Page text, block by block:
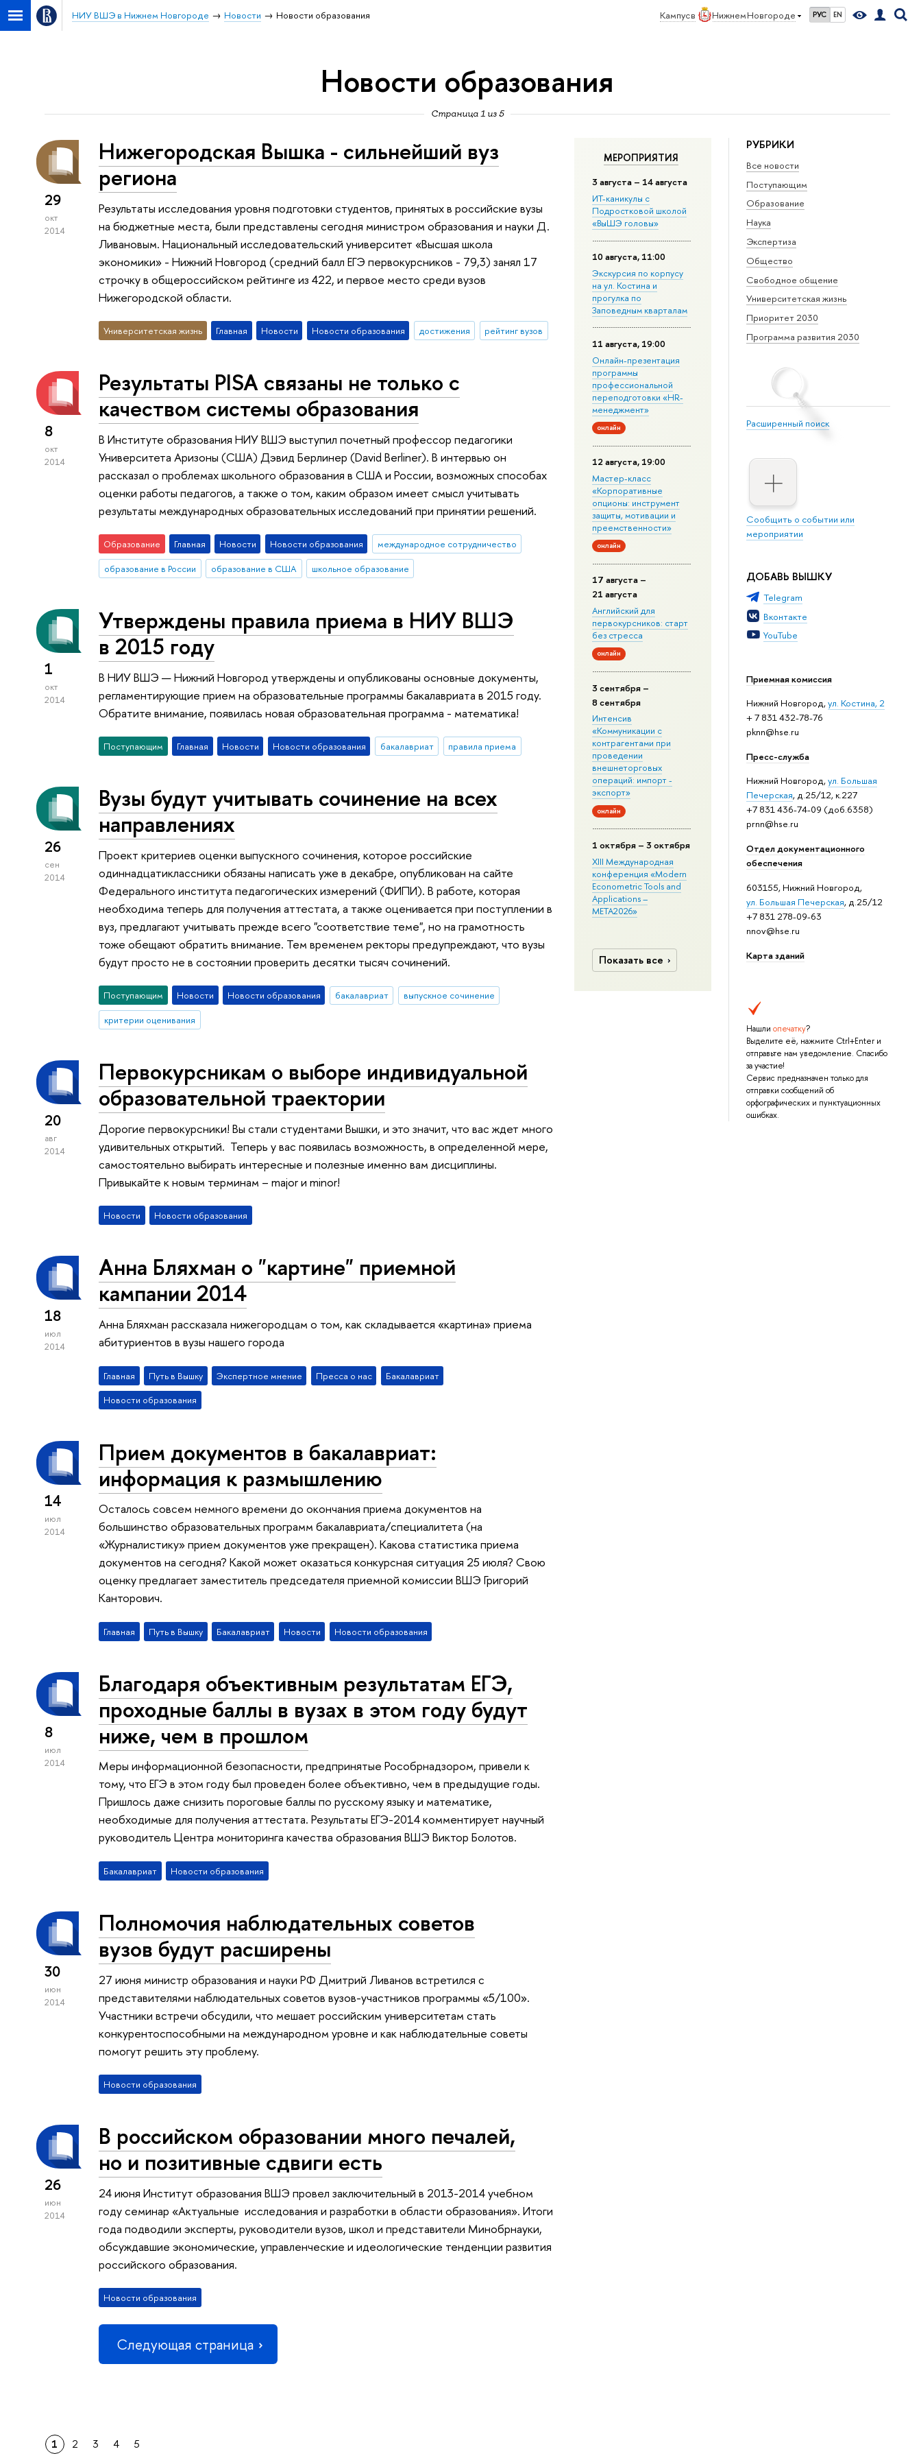
Кампус в Нижнем Новгороде РУС EN
НИУ ВШЭ в Нижнем Новгороде Новости Новости образования
Новости образования
Страница 1 из 5
РУБРИКИ
Все новости
Поступающим
Образование
Наука
Экспертиза
Общество
Свободное общение
Университетская жизнь
Приоритет 2030
Программа развития 2030
Расширенный поиск
Сообщить о событии или
мероприятии
ДОБАВЬ ВЫШКУ
Telegram
Вконтакте
YouTube
Приемная комиссия
Нижний Новгород,ул. Костина, 2
+ 7 831 432-78-76
pknn@hse.ru
Пресс-служба
Нижний Новгород,ул. Большая
Печерская, д.25/12, к.227
+7 831 436-74-09 (доб.6358)
prnn@hse.ru
Отдел документационного
обеспечения
603155, Нижний Новгород,
ул. Большая Печерская, д.25/12
+7 831 278-09-63
nnov@hse.ru
Карта зданий
Нашли опечатку?
Выделите её, нажмите Ctrl+Enter и
отправьте нам уведомление. Спасибо
за участие!
Сервис предназначен только для
отправки сообщений об
орфографических и пунктуационных
ошибках.
МЕРОПРИЯТИЯ
3 августа – 14 августа
ИТ-каникулы с
Подростковой школой
«ВыШЭ головы»
10 августа, 11:00
Экскурсия по корпусу
на ул. Костина и
прогулка по
Заповедным кварталам
11 августа, 19:00
Онлайн-презентация
программы
профессиональной
переподготовки «HR-
менеджмент»
онлайн
12 августа, 19:00
Мастер-класс
«Корпоративные
опционы: инструмент
защиты, мотивации и
преемственности»
онлайн
17 августа –
21 августа
Английский для
первокурсников: старт
без стресса
онлайн
3 сентября –
8 сентября
Интенсив
«Коммуникации с
контрагентами при
проведении
внешнеторговых
операций: импорт -
экспорт»
онлайн
1 октября – 3 октября
XIII Международная
конференция «Modern
Econometric Tools and
Applications –
META2026»
Показать все
29
окт
2014
Нижегородская Вышка - сильнейший вуз
региона
Результаты исследования уровня подготовки студентов, принятых в российские вузы
на бюджетные места, были представлены сегодня министром образования и науки Д.
Ливановым. Национальный исследовательский университет «Высшая школа
экономики» - Нижний Новгород (средний балл ЕГЭ первокурсников - 79,3) занял 17
строчку в общероссийском рейтинге из 422, и первое место среди вузов
Нижегородской области.
Университетская жизнь Главная Новости Новости образования достижения рейтинг вузов
8
окт
2014
Результаты PISA связаны не только с
качеством системы образования
В Институте образования НИУ ВШЭ выступил почетный профессор педагогики
Университета Аризоны (США) Дэвид Берлинер (David Berliner). В интервью он
рассказал о проблемах школьного образования в США и России, возможных способах
оценки работы педагогов, а также о том, каким образом имеет смысл учитывать
результаты международных образовательных исследований при принятии решений.
Образование Главная Новости Новости образования
международное сотрудничество
образование в России
образование в США школьное образование
1
окт
2014
Утверждены правила приема в НИУ ВШЭ
в 2015 году
В НИУ ВШЭ — Нижний Новгород утверждены и опубликованы основные документы,
регламентирующие прием на образовательные программы бакалавриата в 2015 году.
Обратите внимание, появилась новая образовательная программа - математика!
Поступающим Главная Новости Новости образования бакалавриат правила приема
26
сен
2014
Вузы будут учитывать сочинение на всех
направлениях
Проект критериев оценки выпускного сочинения, которое российские
одиннадцатиклассники обязаны написать уже в декабре, опубликован на сайте
Федерального института педагогических измерений (ФИПИ). В работе, которая
необходима теперь для получения аттестата, а также оценивается при поступлении в
вуз, предлагают учитывать прежде всего "соответствие теме", но на грамотность
тоже обещают обратить внимание. Тем временем ректоры предупреждают, что вузы
будут просто не в состоянии проверить десятки тысяч сочинений.
Поступающим Новости Новости образования бакалавриат
выпускное сочинение
критерии оценивания
20
авг
2014
Первокурсникам о выборе индивидуальной
образовательной траектории
Дорогие первокурсники! Вы стали студентами Вышки, и это значит, что вас ждет много
удивительных открытий. Теперь у вас появилась возможность, в определенной мере,
самостоятельно выбирать интересные и полезные именно вам дисциплины.
Привыкайте к новым терминам – major и minor!
Новости Новости образования
18
июл
2014
Анна Бляхман о "картине" приемной
кампании 2014
Анна Бляхман рассказала нижегородцам о том, как складывается «картина» приема
абитуриентов в вузы нашего города
Главная Путь в Вышку Экспертное мнение Пресса о нас
Бакалавриат
Новости образования
14
июл
2014
Прием документов в бакалавриат:
информация к размышлению
Осталось совсем немного времени до окончания приема документов на
большинство образовательных программ бакалавриата/специалитета (на
«Журналистику» прием документов уже прекращен). Какова статистика приема
документов на сегодня? Какой может оказаться конкурсная ситуация 25 июля? Свою
оценку предлагает заместитель председателя приемной комиссии ВШЭ Григорий
Канторович.
Главная Путь в Вышку Бакалавриат Новости Новости образования
8
июл
2014
Благодаря объективным результатам ЕГЭ,
проходные баллы в вузах в этом году будут
ниже, чем в прошлом
Меры информационной безопасности, предпринятые Рособрнадзором, привели к
тому, что ЕГЭ в этом году был проведен более объективно, чем в предыдущие годы.
Пришлось даже снизить пороговые баллы по русскому языку и математике,
необходимые для получения аттестата. Результаты ЕГЭ-2014 комментирует научный
руководитель Центра мониторинга качества образования ВШЭ Виктор Болотов.
Бакалавриат Новости образования
30
июн
2014
Полномочия наблюдательных советов
вузов будут расширены
27 июня министр образования и науки РФ Дмитрий Ливанов встретился с
представителями наблюдательных советов вузов-участников программы «5/100».
Участники встречи обсудили, что мешает российским университетам стать
конкурентоспособными на международном уровне и как наблюдательные советы
помогут решить эту проблему.
Новости образования
26
июн
2014
В российском образовании много печалей,
но и позитивные сдвиги есть
24 июня Институт образования ВШЭ провел заключительный в 2013-2014 учебном
году семинар «Актуальные исследования и разработки в области образования». Итоги
года подводили эксперты, руководители вузов, школ и представители Минобрнауки,
обсуждавшие экономические, управленческие и идеологические тенденции развития
российского образования.
Новости образования
Следующая страница
1 2 3 4 5